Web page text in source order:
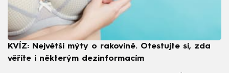
KVÍZ: Největší mýty o rakovině. Otestujte si, zda
věříte i některým dezinformacím